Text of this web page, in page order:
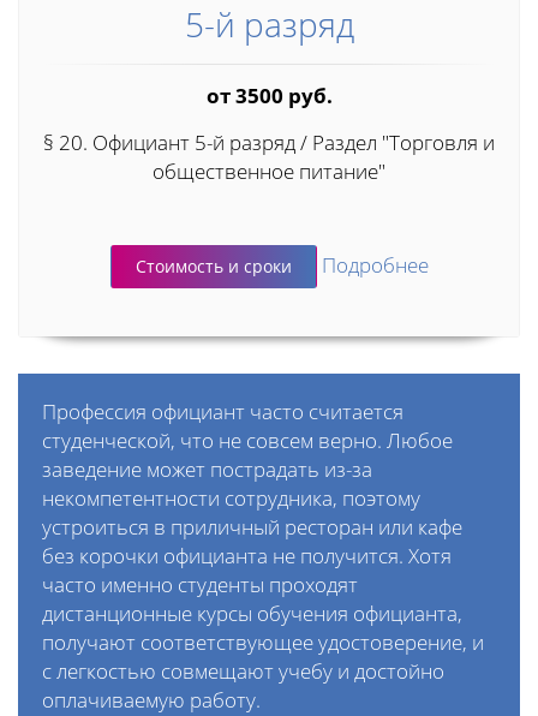
5-й разряд
от 3500 руб.
§ 20. Официант 5-й разряд / Раздел "Торговля и
общественное питание"
Стоимость и сроки Подробнее
Профессия официант часто считается
студенческой, что не совсем верно. Любое
заведение может пострадать из-за
некомпетентности сотрудника, поэтому
устроиться в приличный ресторан или кафе
без корочки официанта не получится. Хотя
часто именно студенты проходят
дистанционные курсы обучения официанта,
получают соответствующее удостоверение, и
с легкостью совмещают учебу и достойно
оплачиваемую работу.